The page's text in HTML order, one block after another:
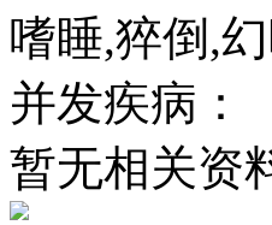
嗜睡,猝倒,
并发疾病：
暂无相关资